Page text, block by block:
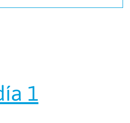
1